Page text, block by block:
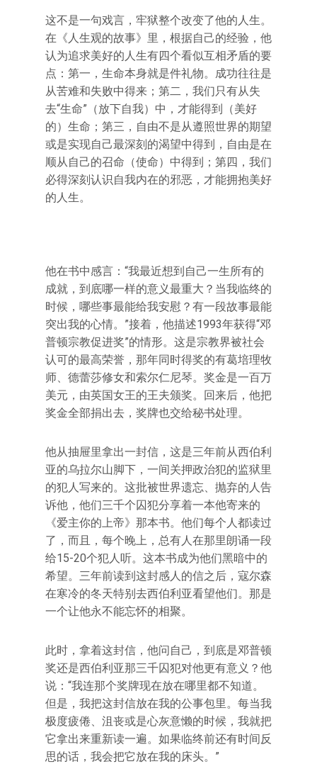
这不是一句戏言，牢狱整个改变了他的人生。
在《人生观的故事》里，根据自己的经验，他
认为追求美好的人生有四个看似互相矛盾的要
点：第一，生命本身就是件礼物。成功往往是
从苦难和失败中得来；第二，我们只有从失
去“生命”（放下自我）中，才能得到（美好
的）生命；第三，自由不是从遵照世界的期望
或是实现自己最深刻的渴望中得到，自由是在
顺从自己的召命（使命）中得到；第四，我们
必得深刻认识自我内在的邪恶，才能拥抱美好
的人生。
他在书中感言：“我最近想到自己一生所有的
成就，到底哪一样的意义最重大？当我临终的
时候，哪些事最能给我安慰？有一段故事最能
突出我的心情。”接着，他描述1993年获得“邓
普顿宗教促进奖”的情形。这是宗教界被社会
认可的最高荣誉，那年同时得奖的有葛培理牧
师、德蕾莎修女和索尔仁尼琴。奖金是一百万
美元，由英国女王的王夫颁奖。回来后，他把
奖金全部捐出去，奖牌也交给秘书处理。
他从抽屉里拿出一封信，这是三年前从西伯利
亚的乌拉尔山脚下，一间关押政治犯的监狱里
的犯人写来的。这批被世界遗忘、抛弃的人告
诉他，他们三千个囚犯分享着一本他寄来的
《爱主你的上帝》那本书。他们每个人都读过
了，而且，每个晚上，总有人在那里朗诵一段
给15-20个犯人听。这本书成为他们黑暗中的
希望。三年前读到这封感人的信之后，寇尔森
在寒冷的冬天特别去西伯利亚看望他们。那是
一个让他永不能忘怀的相聚。
此时，拿着这封信，他问自己，到底是邓普顿
奖还是西伯利亚那三千囚犯对他更有意义？他
说：“我连那个奖牌现在放在哪里都不知道。
但是，我把这封信放在我的公事包里。每当我
极度疲倦、沮丧或是心灰意懒的时候，我就把
它拿出来重新读一遍。如果临终前还有时间反
思的话，我会把它放在我的床头。”